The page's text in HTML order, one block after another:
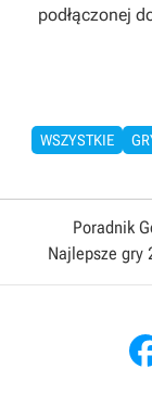
podłączonej
WSZYSTKIE
Poradnik
Najlepsze gry